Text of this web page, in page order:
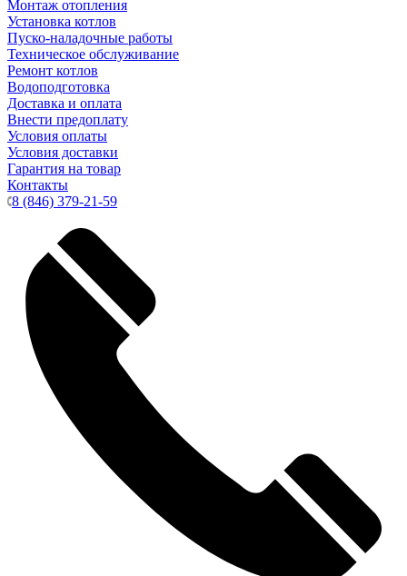
Монтаж отопления
Установка котлов
Пуско-наладочные работы
Техническое обслуживание
Ремонт котлов
Водоподготовка
Доставка и оплата
Внести предоплату
Условия оплаты
Условия доставки
Гарантия на товар
Контакты
8 (846) 379-21-59